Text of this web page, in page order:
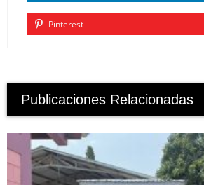
Pinterest
Publicaciones Relacionadas